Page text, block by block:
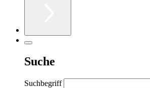
Suche
Suchbegriff